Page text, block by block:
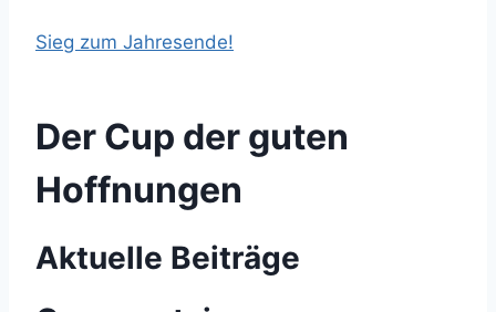
Sieg zum Jahresende!
Der Cup der guten
Hoffnungen
Aktuelle Beiträge